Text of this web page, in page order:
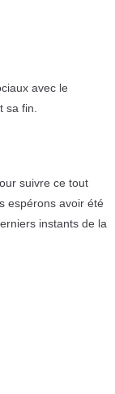
avec le
sa fin.
suivre ce tout
espérons avoir été
instants de la